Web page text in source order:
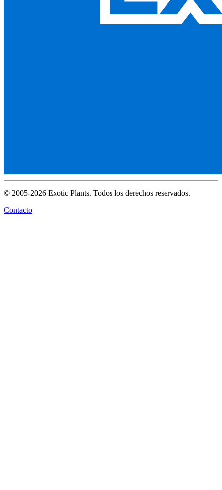
© 2005-2026 Exotic Plants. Todos los derechos reservados.
Contacto